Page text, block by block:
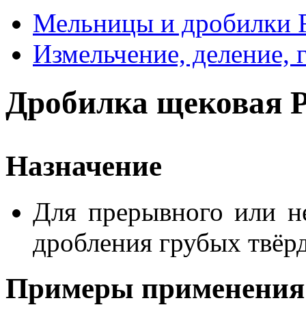
Мельницы и дробилки
Измельчение, деление,
Дробилка щековая
Назначение
Для прерывного или
дробления грубых
Примеры применения